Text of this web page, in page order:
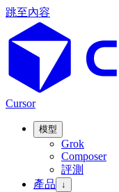
跳至內容
Cursor
模型
Grok
Composer
評測
產品
↓